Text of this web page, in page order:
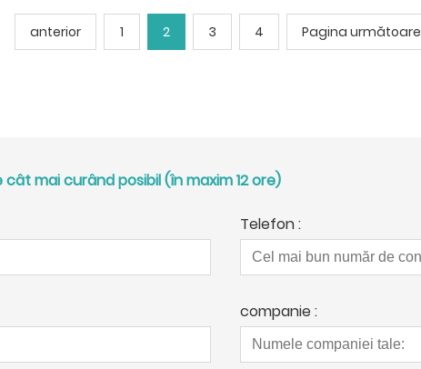
anterior 1 2 3 4 Pagina următoare
mai curând posibil (în maxim 12 ore)
Telefon :
companie :